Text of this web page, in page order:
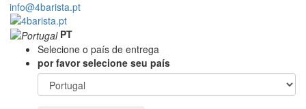
info@4barista.pt
PT
Selecione o país de entrega
por favor selecione seu país